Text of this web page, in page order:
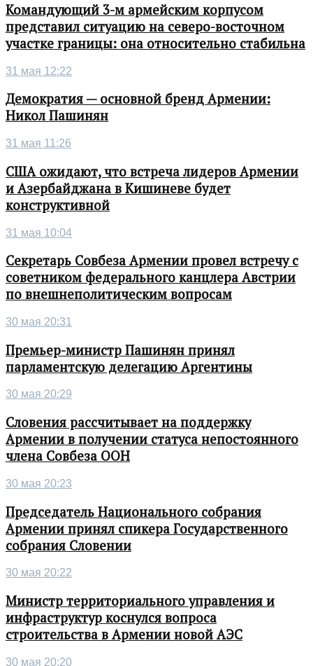
Командующий 3-м армейским корпусом
представил ситуацию на северо-восточном
участке границы: она относительно стабильна
31 мая 12:22
Демократия — основной бренд Армении:
Никол Пашинян
31 мая 11:26
США ожидают, что встреча лидеров Армении
и Азербайджана в Кишиневе будет
конструктивной
31 мая 10:04
Секретарь Совбеза Армении провел встречу с
советником федерального канцлера Австрии
по внешнеполитическим вопросам
30 мая 20:31
Премьер-министр Пашинян принял
парламентскую делегацию Аргентины
30 мая 20:29
Словения рассчитывает на поддержку
Армении в получении статуса непостоянного
члена Совбеза ООН
30 мая 20:23
Председатель Национального собрания
Армении принял спикера Государственного
собрания Словении
30 мая 20:22
Министр территориального управления и
инфраструктур коснулся вопроса
строительства в Армении новой АЭС
30 мая 20:20